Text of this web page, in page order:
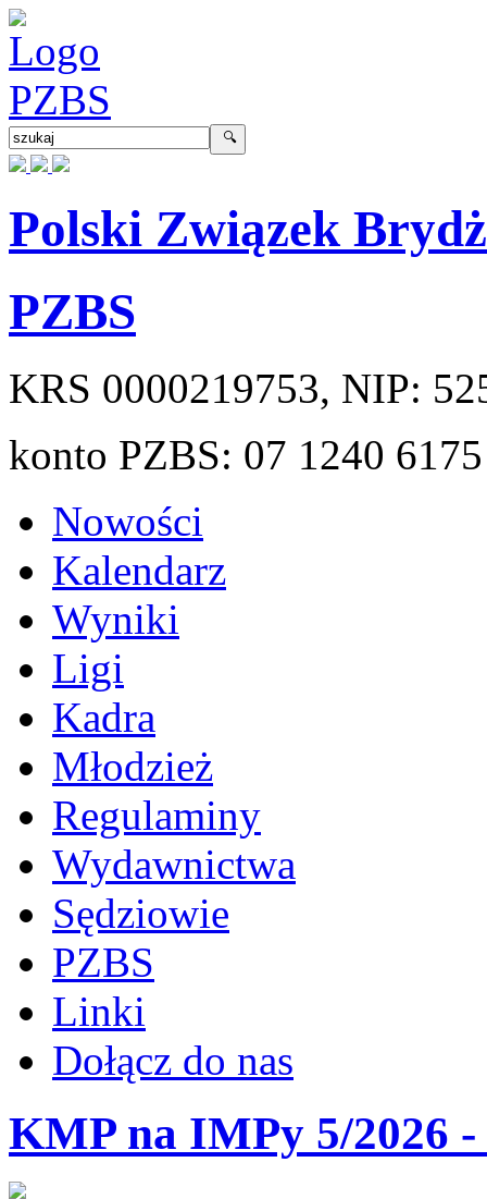
Polski Związek
PZBS
KRS 0000219753, NIP:
konto PZBS: 07 1240
Nowości
Kalendarz
Wyniki
Ligi
Kadra
Młodzież
Regulaminy
Wydawnictwa
Sędziowie
PZBS
Linki
Dołącz do nas
KMP na IMPy 5/2026